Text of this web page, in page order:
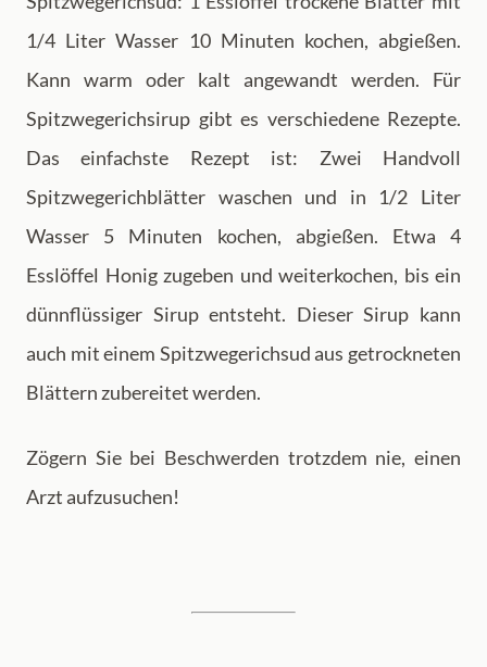
1/4 Liter Wasser 10 Minuten kochen, abgießen.
Kann warm oder kalt angewandt werden. Für
Spitzwegerichsirup gibt es verschiedene Rezepte.
Das einfachste Rezept ist: Zwei Handvoll
Spitzwegerichblätter waschen und in 1/2 Liter
Wasser 5 Minuten kochen, abgießen. Etwa 4
Esslöffel Honig zugeben und weiterkochen, bis ein
dünnflüssiger Sirup entsteht. Dieser Sirup kann
auch mit einem Spitzwegerichsud aus getrockneten
Blättern zubereitet werden.
Zögern Sie bei Beschwerden trotzdem nie, einen
Arzt aufzusuchen!